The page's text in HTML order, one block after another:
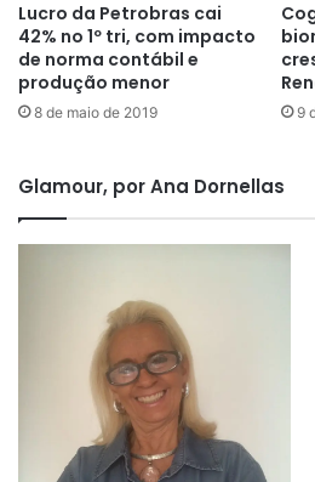
Lucro da Petrobras cai
42% no 1º tri, com impacto
de norma contábil e
produção menor
8 de maio de 2019 9
Glamour, por Ana Dornellas